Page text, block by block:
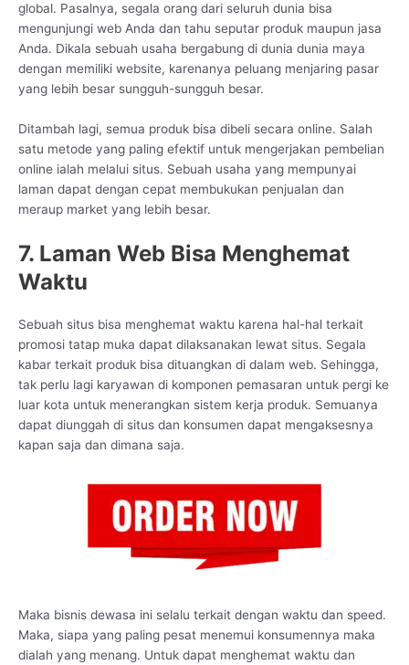
global. Pasalnya, segala orang dari seluruh dunia bisa
mengunjungi web Anda dan tahu seputar produk maupun jasa
Anda. Dikala sebuah usaha bergabung di dunia dunia maya
dengan memiliki website, karenanya peluang menjaring pasar
yang lebih besar sungguh-sungguh besar.
Ditambah lagi, semua produk bisa dibeli secara online. Salah
satu metode yang paling efektif untuk mengerjakan pembelian
online ialah melalui situs. Sebuah usaha yang mempunyai
laman dapat dengan cepat membukukan penjualan dan
meraup market yang lebih besar.
7. Laman Web Bisa Menghemat
Waktu
Sebuah situs bisa menghemat waktu karena hal-hal terkait
promosi tatap muka dapat dilaksanakan lewat situs. Segala
kabar terkait produk bisa dituangkan di dalam web. Sehingga,
tak perlu lagi karyawan di komponen pemasaran untuk pergi ke
luar kota untuk menerangkan sistem kerja produk. Semuanya
dapat diunggah di situs dan konsumen dapat mengaksesnya
kapan saja dan dimana saja.
Maka bisnis dewasa ini selalu terkait dengan waktu dan speed.
Maka, siapa yang paling pesat menemui konsumennya maka
dialah yang menang. Untuk dapat menghemat waktu dan